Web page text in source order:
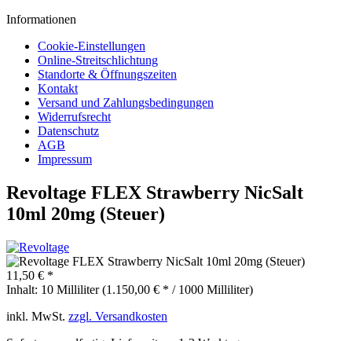
Informationen
Cookie-Einstellungen
Online-Streitschlichtung
Standorte & Öffnungszeiten
Kontakt
Versand und Zahlungsbedingungen
Widerrufsrecht
Datenschutz
AGB
Impressum
Revoltage FLEX Strawberry NicSalt
10ml 20mg (Steuer)
11,50 € *
Inhalt: 10 Milliliter (1.150,00 € * / 1000 Milliliter)
inkl. MwSt. zzgl. Versandkosten